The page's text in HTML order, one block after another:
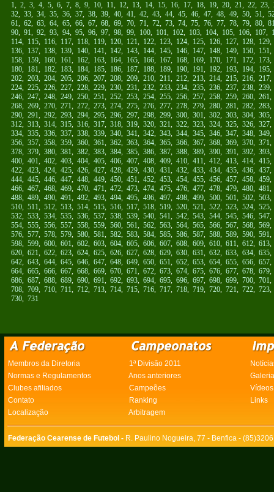
1, 2, 3, 4, 5, 6, 7, 8, 9, 10, 11, 12, 13, 14, 15, 16, 17, 18, 19, 20, 21, 22, 23,
32, 33, 34, 35, 36, 37, 38, 39, 40, 41, 42, 43, 44, 45, 46, 47, 48, 49, 50, 51,
61, 62, 63, 64, 65, 66, 67, 68, 69, 70, 71, 72, 73, 74, 75, 76, 77, 78, 79, 80,
90, 91, 92, 93, 94, 95, 96, 97, 98, 99, 100, 101, 102, 103, 104, 105, 106, 107,
114, 115, 116, 117, 118, 119, 120, 121, 122, 123, 124, 125, 126, 127, 128, 129
136, 137, 138, 139, 140, 141, 142, 143, 144, 145, 146, 147, 148, 149, 150, 151
158, 159, 160, 161, 162, 163, 164, 165, 166, 167, 168, 169, 170, 171, 172, 173
180, 181, 182, 183, 184, 185, 186, 187, 188, 189, 190, 191, 192, 193, 194, 195
202, 203, 204, 205, 206, 207, 208, 209, 210, 211, 212, 213, 214, 215, 216, 217
224, 225, 226, 227, 228, 229, 230, 231, 232, 233, 234, 235, 236, 237, 238, 239
246, 247, 248, 249, 250, 251, 252, 253, 254, 255, 256, 257, 258, 259, 260, 261
268, 269, 270, 271, 272, 273, 274, 275, 276, 277, 278, 279, 280, 281, 282, 283
290, 291, 292, 293, 294, 295, 296, 297, 298, 299, 300, 301, 302, 303, 304, 305
312, 313, 314, 315, 316, 317, 318, 319, 320, 321, 322, 323, 324, 325, 326, 327
334, 335, 336, 337, 338, 339, 340, 341, 342, 343, 344, 345, 346, 347, 348, 349
356, 357, 358, 359, 360, 361, 362, 363, 364, 365, 366, 367, 368, 369, 370, 371
378, 379, 380, 381, 382, 383, 384, 385, 386, 387, 388, 389, 390, 391, 392, 393
400, 401, 402, 403, 404, 405, 406, 407, 408, 409, 410, 411, 412, 413, 414, 415
422, 423, 424, 425, 426, 427, 428, 429, 430, 431, 432, 433, 434, 435, 436, 437
444, 445, 446, 447, 448, 449, 450, 451, 452, 453, 454, 455, 456, 457, 458, 459
466, 467, 468, 469, 470, 471, 472, 473, 474, 475, 476, 477, 478, 479, 480, 481
488, 489, 490, 491, 492, 493, 494, 495, 496, 497, 498, 499, 500, 501, 502, 503
510, 511, 512, 513, 514, 515, 516, 517, 518, 519, 520, 521, 522, 523, 524, 525
532, 533, 534, 535, 536, 537, 538, 539, 540, 541, 542, 543, 544, 545, 546, 547
554, 555, 556, 557, 558, 559, 560, 561, 562, 563, 564, 565, 566, 567, 568, 569
576, 577, 578, 579, 580, 581, 582, 583, 584, 585, 586, 587, 588, 589, 590, 591
598, 599, 600, 601, 602, 603, 604, 605, 606, 607, 608, 609, 610, 611, 612, 613
620, 621, 622, 623, 624, 625, 626, 627, 628, 629, 630, 631, 632, 633, 634, 635
642, 643, 644, 645, 646, 647, 648, 649, 650, 651, 652, 653, 654, 655, 656, 657
664, 665, 666, 667, 668, 669, 670, 671, 672, 673, 674, 675, 676, 677, 678, 679
686, 687, 688, 689, 690, 691, 692, 693, 694, 695, 696, 697, 698, 699, 700, 701
708, 709, 710, 711, 712, 713, 714, 715, 716, 717, 718, 719, 720, 721, 722, 723
730, 731
Membros da Diretoria 1ª Divisão 2011
Normas e Regulamentos
Anos anteriores
Clubes afiliados
Campeões
Vídeos
Contato
Ranking
Links
Localização
Arbitragem
Federação Cearense de Futebol - R. Paulino Nogueira, 77 - Benfica -